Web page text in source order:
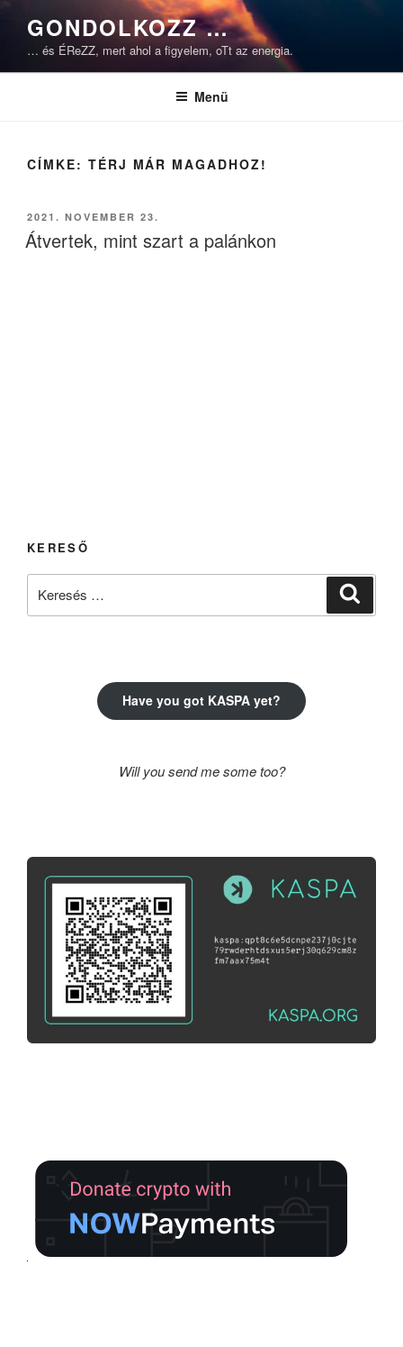
Tartalomhoz
GONDOLKOZZ …
… és ÉReZZ, mert ahol a figyelem, oTt az energia.
Menü
CÍMKE: TÉRJ MÁR MAGADHOZ!
BEKÜLDVE:
2021. NOVEMBER 23.
Átvertek, mint szart a palánkon
KERESŐ
Have you got KASPA yet?
Will you send me some too?